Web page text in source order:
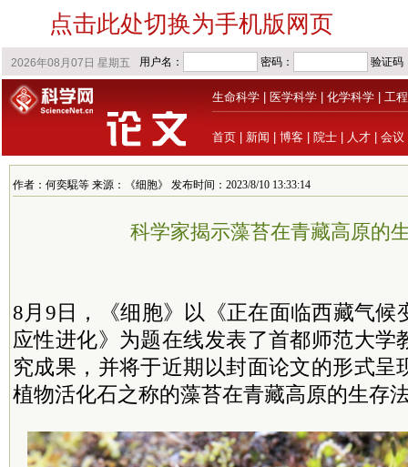
点击此处切换为手机版网页
生命科学 医学科学 化学科学 工
首页 新闻 博客 院士 人才 会议
作者：何奕騉等 来源：《细胞》 发布时间：2023/8/10 13:33:14
科学家揭示藻苔在青藏高原的
8月9日，《细胞》以《正在面临西藏气候
应性进化》为题在线发表了首都师范大学
究成果，并将于近期以封面论文的形式呈
植物活化石之称的藻苔在青藏高原的生存